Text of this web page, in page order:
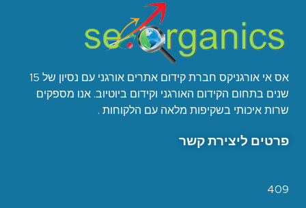
אס אי אורגניקס חברת קידום אתרים אורגני עם נסיון של 15
שנים בתחום הקידום האורגני וקידום ביוטיוב. אנו מספקים
שרות איכותי בשקיפות מלאה עם הלקוחות .
פרטים ליצירת קשר
409